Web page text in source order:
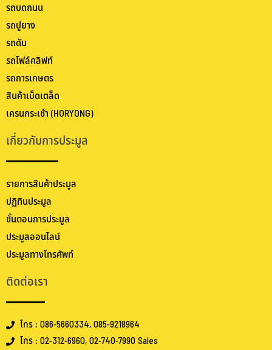
รถบดถนน
รถปูยาง
รถดัน
รถโฟล์คลิฟท์
รถการเกษตร
สินค้าเบ็ดเตล็ด
เครนกระเช้า (HORYONG)
เกี่ยวกับการประมูล
รายการสินค้าประมูล
ปฏิทินประมูล
ขั้นตอนการประมูล
ประมูลออนไลน์
ประมูลทางโทรศัพท์
ติดต่อเรา
โทร : 086-5660334, 085-9218964
โทร : 02-312-6960, 02-740-7990 Sales